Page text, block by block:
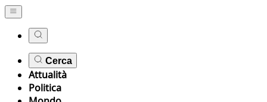
Cerca
Attualità
Politica